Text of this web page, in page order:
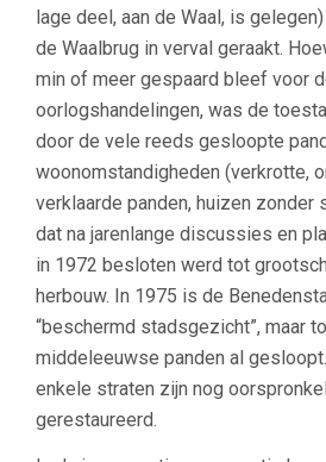
lage deel, aan de Waal, is
de Waalbrug in verval geraakt.
min of meer gespaard bleef voor
oorlogshandelingen, was de
door de vele reeds gesloopte
woonomstandigheden (verkrotte,
verklaarde panden, huizen zonder
dat na jarenlange discussies en
in 1972 besloten werd tot
herbouw. In 1975 is de
“beschermd stadsgezicht”, maar
middeleeuwse panden al
enkele straten zijn nog
gerestaureerd.